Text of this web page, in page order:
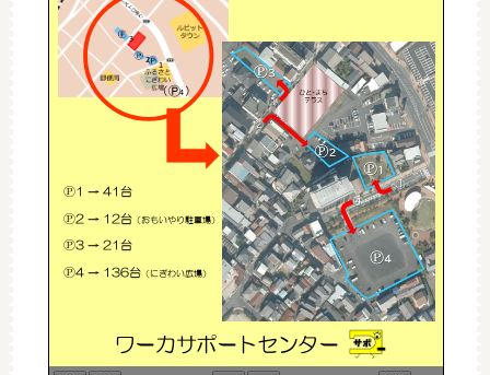
会社名
申込担当者
所属
連絡先
ＴＥＬ
氏名
ＦＡＸ
参加者（１事業所３名まで）
職種 性別 年齢
男・女
性別 年齢
男・女
③
性別 年齢
氏名
（ふりがな）
男・女
＊申込書＊ リーダー育成実践セミナー
ＦＡＸにてお送りください ＦＡＸ０５７３ー６５－１０７７
3
2
1
（Ⓟ4）
Ⓟ1 → 41台
Ⓟ2 → 12台（ おもいやり駐車場）
Ⓟ3 → 21台
Ⓟ4 → 136台（にぎわい広場）
ワーカサポートセンター